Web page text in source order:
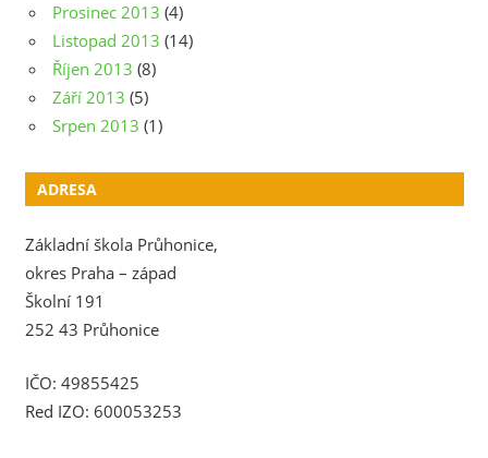
Prosinec 2013 (4)
Listopad 2013 (14)
Říjen 2013 (8)
Září 2013 (5)
Srpen 2013 (1)
ADRESA
Základní škola Průhonice,
okres Praha – západ
Školní 191
252 43 Průhonice
IČO: 49855425
Red IZO: 600053253